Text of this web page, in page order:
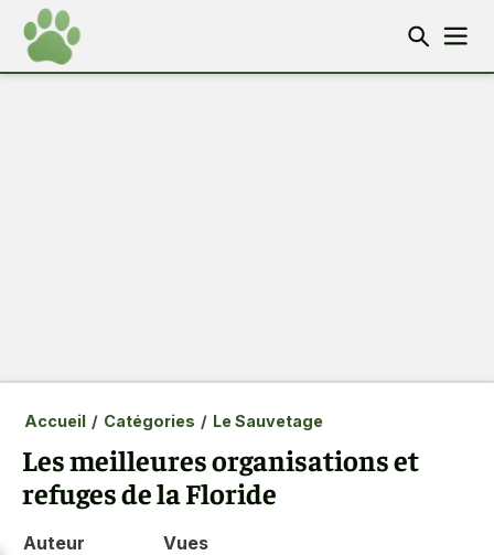
Accueil / Catégories / Le Sauvetage
Les meilleures organisations et
refuges de la Floride
Auteur
Vues